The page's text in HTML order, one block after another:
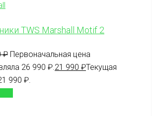
TWS Marshall Motif 2
₽ Первоначальная цена
26 990 ₽.21 990 ₽Текущая
990 ₽.